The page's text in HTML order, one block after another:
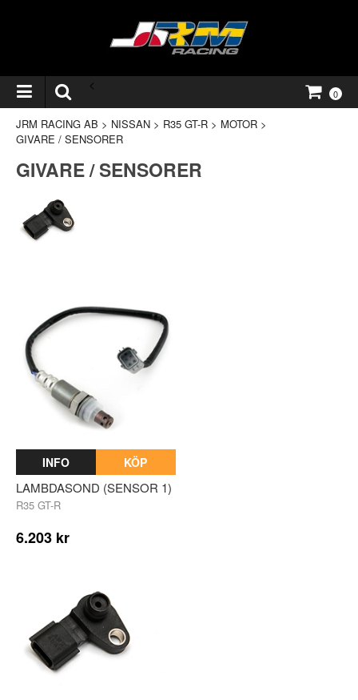
<
0
JRM RACING AB > NISSAN > R35 GT-R > MOTOR >
GIVARE / SENSORER
GIVARE / SENSORER
INFO KÖP
LAMBDASOND (SENSOR 1)
R35 GT-R
6.203 kr